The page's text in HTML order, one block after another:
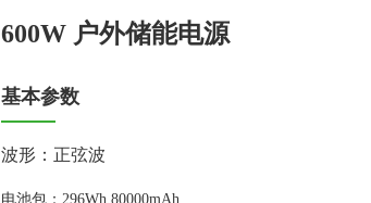
600W 户外储能电源
基本参数
波形：正弦波
电池包：296Wh,80000mAh